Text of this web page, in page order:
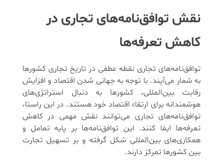
نقش توافق‌نامه‌های تجاری در
کاهش تعرفه‌ها
توافق‌نامه‌های تجاری نقطه عطفی در تاریخ تجاری کشورها
به شمار می‌آیند. با توجه به جهانی شدن اقتصاد و افزایش
رقابت بین‌المللی، کشورها به دنبال استراتژی‌های
هوشمندانه برای ارتقاء اقتصاد خود هستند. در این راستا،
توافق‌نامه‌های تجاری می‌توانند نقش مهمی در کاهش
تعرفه‌ها ایفا کنند. این توافق‌نامه‌ها بر پایه تعامل و
همکاری‌های بین‌المللی شکل گرفته و بر تسهیل تجارت
بین کشورها تمرکز دارند.